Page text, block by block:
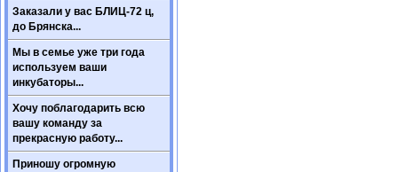
Заказали у вас БЛИЦ-72 ц,
до Брянска...
Мы в семье уже три года
используем ваши
инкубаторы...
Хочу поблагодарить всю
вашу команду за
прекрасную работу...
Приношу огромную